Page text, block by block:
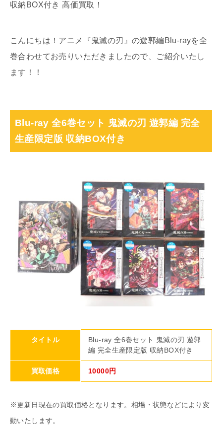
収納BOX付き 高価買取！
こんにちは！アニメ『鬼滅の刃』の遊郭編Blu-rayを全
巻合わせてお売りいただきましたので、ご紹介いたし
ます！！
Blu-ray 全6巻セット 鬼滅の刃 遊郭編 完全
生産限定版 収納BOX付き
タイトル
Blu-ray 全6巻セット 鬼滅の刃 遊郭
編 完全生産限定版 収納BOX付き
買取価格 10000円
※更新日現在の買取価格となります。相場・状態などにより変
動いたします。